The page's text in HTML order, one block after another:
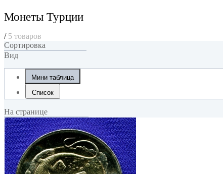
Монеты Турции
/ 5 товаров
Сортировка
Вид
Мини таблица
Список
На странице